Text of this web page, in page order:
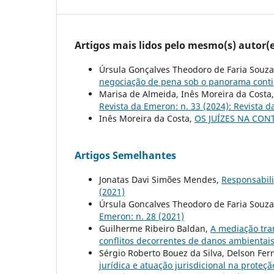
Artigos mais lidos pelo mesmo(s)
Úrsula Gonçalves Theodoro de Faria
negociação de pena sob o panorama
Marisa de Almeida, Inês Moreira da
Revista da Emeron: n. 33 (2024): Revista
Inês Moreira da Costa, OS JUÍZES NA
Artigos Semelhantes
Jonatas Davi Simões Mendes,
(2021)
Úrsula Goncalves Theodoro de Faria
Emeron: n. 28 (2021)
Guilherme Ribeiro Baldan, A mediação
conflitos decorrentes de danos
Sérgio Roberto Bouez da Silva, Delson
jurídica e atuação jurisdicional na